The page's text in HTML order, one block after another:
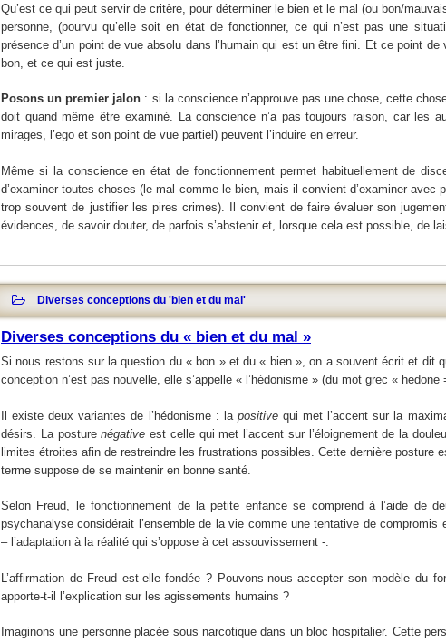
Qu’est ce qui peut servir de critère, pour déterminer le bien et le mal (ou bon/
personne, (pourvu qu’elle soit en état de fonctionner, ce qui n’est pas une
présence d’un point de vue absolu dans l’humain qui est un être fini. Et ce point
bon, et ce qui est juste.
Posons un premier jalon : si la conscience n’approuve pas une chose, cette
doit quand même être examiné. La conscience n’a pas toujours raison, car
mirages, l’ego et son point de vue partiel) peuvent l’induire en erreur.
Même si la conscience en état de fonctionnement permet habituellement de
d’examiner toutes choses (le mal comme le bien, mais il convient d’examiner
trop souvent de justifier les pires crimes). Il convient de faire évaluer son
évidences, de savoir douter, de parfois s’abstenir et, lorsque cela est possible, de
Diverses conceptions du 'bien et du mal'
Diverses conceptions du « bien et du mal »
Si nous restons sur la question du « bon » et du « bien », on a souvent écrit et dit
conception n’est pas nouvelle, elle s’appelle « l’hédonisme » (du mot grec « hedone
Il existe deux variantes de l’hédonisme : la positivequi met l’accent sur la
désirs. La posturenégative est celle qui met l’accent sur l’éloignement de la
limites étroites afin de restreindre les frustrations possibles. Cette dernière
terme suppose de se maintenir en bonne santé.
Selon Freud, le fonctionnement de la petite enfance se comprend à l’aide
psychanalyse considérait l’ensemble de la vie comme une tentative de
– l’adaptation à la réalité qui s’oppose à cet assouvissement -.
L’affirmation de Freud est-elle fondée ? Pouvons-nous accepter son modèle
apporte-t-il l’explication sur les agissements humains ?
Imaginons une personne placée sous narcotique dans un bloc hospitalier. Cette